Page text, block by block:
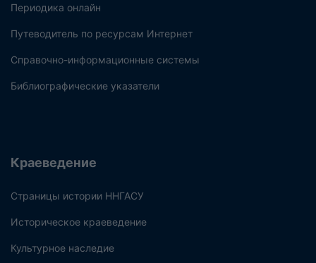
Периодика онлайн
Путеводитель по ресурсам Интернет
Справочно-информационные системы
Библиографические указатели
Краеведение
Страницы истории ННГАСУ
Историческое краеведение
Культурное наследие